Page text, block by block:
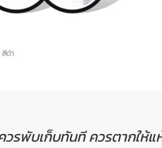
รพับเก็บทันที ควรตากให้แ